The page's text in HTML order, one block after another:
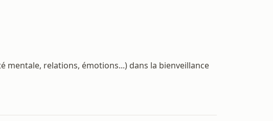
mentale, relations, émotions...) dans la bienveillance